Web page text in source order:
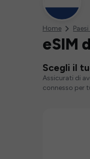
Home
eSIM
Scegli il
Assicurati di
connesso per